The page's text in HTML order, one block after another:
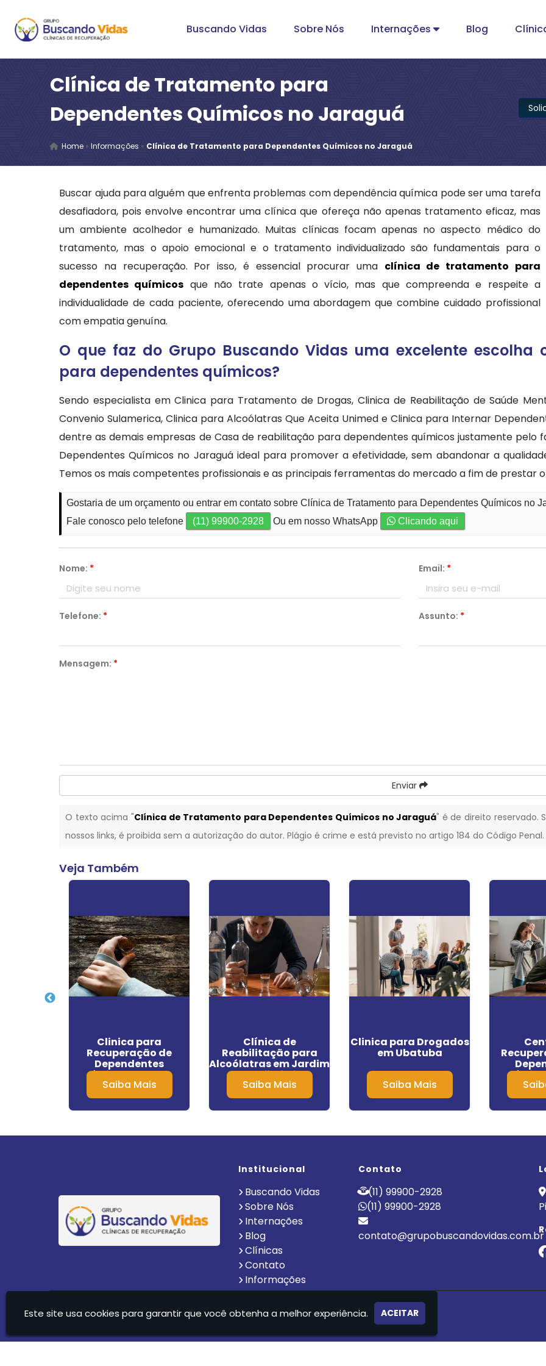
Buscando Vidas Sobre Nós
Internações
Blog
Clínica de Tratamento para
Dependentes Químicos no Jaraguá
Home »Informações » Clínica de Tratamento para Dependentes Químicos no Jaraguá
Buscar ajuda para alguém que enfrenta problemas com dependência química pode ser uma tarefa
desafiadora, pois envolve encontrar uma clínica que ofereça não apenas tratamento eficaz, mas
um ambiente acolhedor e humanizado. Muitas clínicas focam apenas no aspecto médico do
tratamento, mas o apoio emocional e o tratamento individualizado são fundamentais para o
sucesso na recuperação. Por isso, é essencial procurar uma clínica de tratamento para
dependentes químicos que não trate apenas o vício, mas que compreenda e respeite a
individualidade de cada paciente, oferecendo uma abordagem que combine cuidado profissional
com empatia genuína.
O que faz do Grupo Buscando Vidas uma excelente
para dependentes químicos?
Sendo especialista em Clinica para Tratamento de Drogas, Clinica de Reabilitação de Saúde
Convenio Sulamerica, Clinica para Alcoólatras Que Aceita Unimed e Clinica para Internar
dentre as demais empresas de Casa de reabilitação para dependentes químicos justamente
Dependentes Químicos no Jaraguá ideal para promover a efetividade, sem abandonar a
Temos os mais competentes profissionais e as principais ferramentas do mercado a fim de prestar
Gostaria de um orçamento ou entrar em contato sobre Clínica de Tratamento para Dependentes Químicos no
Fale conosco pelo telefone
(11) 99900-2928 Ou em nosso WhatsApp Clicando aqui
Nome: * Email: *
Telefone: * Assunto: *
Mensagem: *
Enviar
O texto acima "Clínica de Tratamento para Dependentes Químicos no Jaraguá" é de direito reservado.
nossos links, é proibida sem a autorização do autor. Plágio é crime e está previsto no artigo 184 do Código
Veja Também
Clinica para
Recuperação de
Dependentes
Químicos em Monte
Mor
Saiba Mais
Clínica de
Reabilitação para
Alcoólatras em Jardim
Bonfiglioli
Saiba Mais
Clinica para Drogados
em Ubatuba
Saiba Mais
Institucional
Buscando Vidas
Sobre Nós
Internações
Blog
Clínicas
Contato
Informações
Contato
(11) 99900-2928
(11) 99900-2928
contato@grupobuscandovidas.com.br
Clinica De Recuperação Vida Nova Suzano Ltda - CLÍNICA DE RECUPERAÇÃO
Este site usa cookies para garantir que você obtenha a melhor experiência. ACEITAR